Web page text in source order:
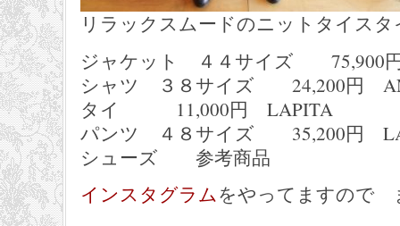
リラックスムードのニットタイスタ
ジャケット ４４サイズ 75,900円
シャツ ３８サイズ 24,200円
タイ 11,000円 LAPITA
パンツ ４８サイズ 35,200円
シューズ 参考商品
インスタグラムをやってますので